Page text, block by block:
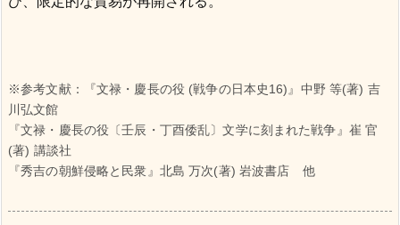
※参考文献：『文禄・慶長の役 (戦争の日本史16)』中野 等(著) 吉
川弘文館
『文禄・慶長の役〔壬辰・丁酉倭乱〕文学に刻まれた戦争』崔 官
(著) 講談社
『秀吉の朝鮮侵略と民衆』北島 万次(著) 岩波書店 他